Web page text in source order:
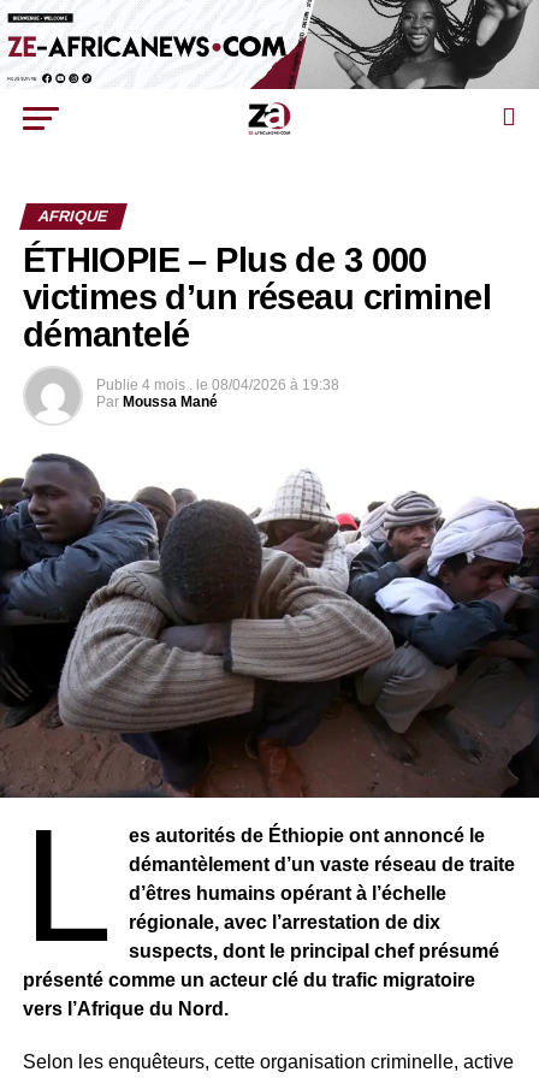
AFRIQUE
ÉTHIOPIE – Plus de 3 000
victimes d’un réseau criminel
démantelé
Publie 4 mois . le 08/04/2026 à 19:38
Par Moussa Mané
L
es autorités de Éthiopie ont annoncé le
démantèlement d’un vaste réseau de traite
d’êtres humains opérant à l’échelle
régionale, avec l’arrestation de dix
suspects, dont le principal chef présumé
présenté comme un acteur clé du trafic migratoire
vers l’Afrique du Nord.
Selon les enquêteurs, cette organisation criminelle, active